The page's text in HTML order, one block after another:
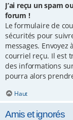
J’ai reçu un spam
forum !
Le formulaire de
sécurités pour
messages.
courriel reçu. Il est
des informations
pourra alors
Haut
Amis et ignorés